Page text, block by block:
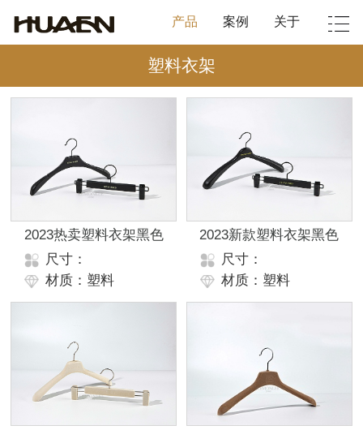
产品 案例 关于
塑料衣架
2023热卖塑料衣架黑色
尺寸：
材质：塑料
2023新款塑料衣架黑色
尺寸：
材质：塑料